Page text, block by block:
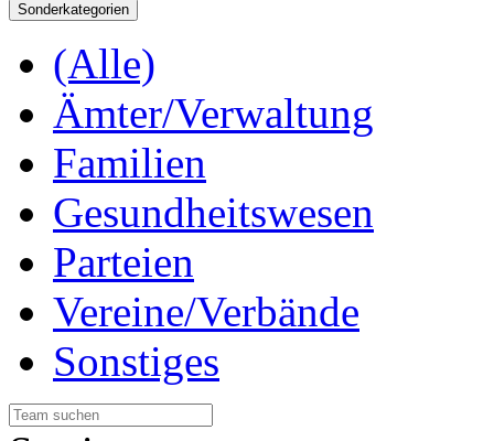
Sonderkategorien
(Alle)
Ämter/Verwaltung
Familien
Gesundheitswesen
Parteien
Vereine/Verbände
Sonstiges